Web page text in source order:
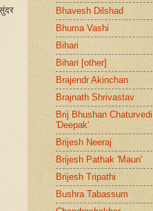
Bhavesh Dilshad
Bhuma Vashi
Bihari
Bihari [other]
Brajendr Akinchan
Brajnath Shrivastav
Brij Bhushan Chaturvedi
'Deepak'
Brijesh Neeraj
Brijesh Pathak 'Maun'
Brijesh Tripathi
Bushra Tabassum